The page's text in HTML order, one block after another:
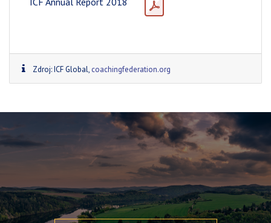
Zdroj: ICF Global, coachingfederation.org